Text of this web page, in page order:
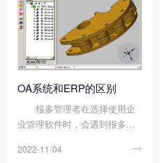
意义是什么?以下是顺景云开体
育官方网站登录·（中国）官网
入口 小编的分享。 从...
OA系统和ERP的区别
很多管理者在选择使用企
业管理软件时，会遇到很多种
ERP系统总是会搞混淆。下面
2022-11-04 